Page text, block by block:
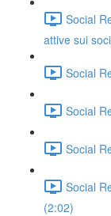
Social
attive sui
Social
Social
Social
Social
(2:02)